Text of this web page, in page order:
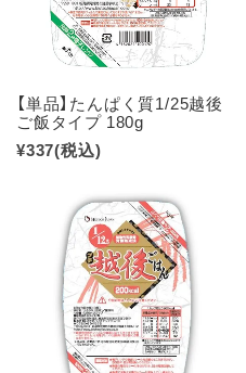
【単品】たんぱく質1/25越後
ご飯タイプ 180g
¥337(税込)